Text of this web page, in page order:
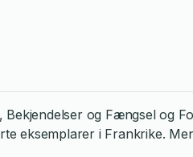
og Fængsel
eksemplarer i Frankrike.